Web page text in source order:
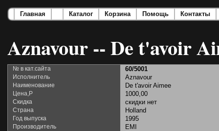
Главная Каталог Корзина Помощь Контакты
Aznavour -- De t'avoir
№ в кат.сайта 60/5001
Исполнитель Aznavour
Наименование De t'avoir Aimee
Цена,Р 1000,00
Скидка скидки нет
Страна Holland
Год выпуска 1995
Производитель EMI